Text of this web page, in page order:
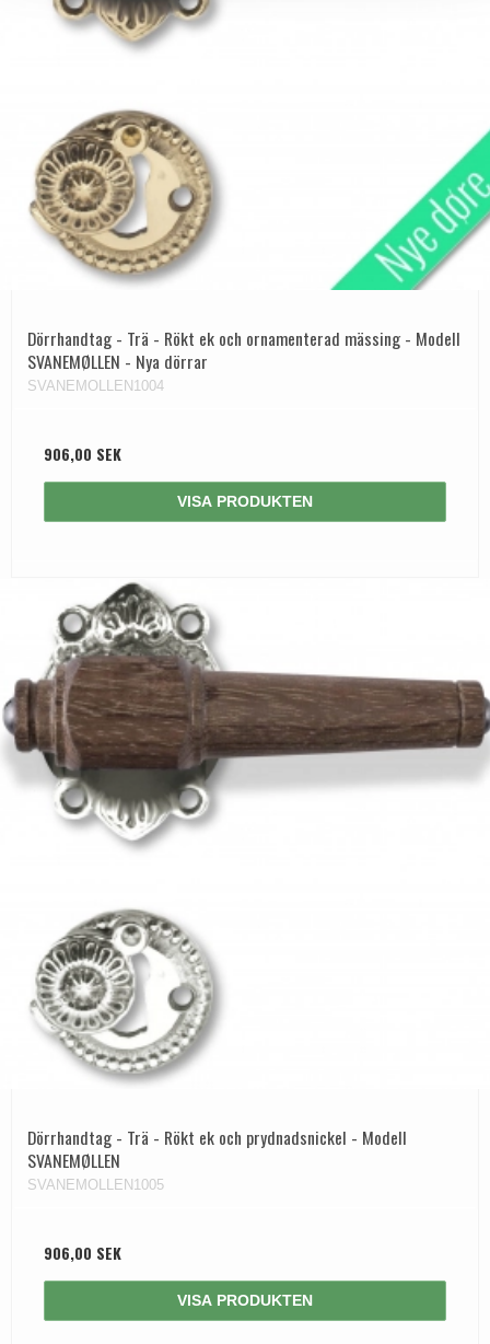
Dörrhandtag - Trä - Rökt ek och ornamenterad mässing - Modell
SVANEMØLLEN - Nya dörrar
SVANEMOLLEN1004
906,00 SEK
VISA PRODUKTEN
Dörrhandtag - Trä - Rökt ek och prydnadsnickel - Modell
SVANEMØLLEN
SVANEMOLLEN1005
906,00 SEK
VISA PRODUKTEN